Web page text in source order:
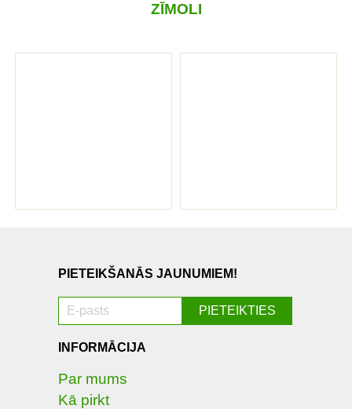
ZĪMOLI
PIETEIKŠANĀS JAUNUMIEM!
INFORMĀCIJA
Par mums
Kā pirkt